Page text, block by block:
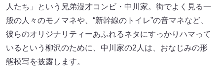
人たち」という兄弟漫才コンビ・中川家。街でよく見る一
般の人々のモノマネや、“新幹線のトイレ”の音マネなど、
彼らのオリジナリティーあふれるネタにすっかりハマって
いるという柳沢のために、中川家の2人は、おなじみの形
態模写を披露します。